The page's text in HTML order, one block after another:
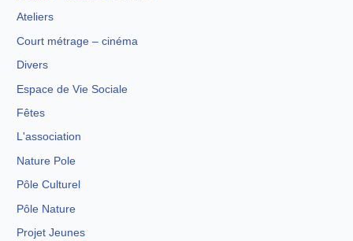
Ateliers
Court métrage – cinéma
Divers
Espace de Vie Sociale
Fêtes
L'association
Nature Pole
Pôle Culturel
Pôle Nature
Projet Jeunes